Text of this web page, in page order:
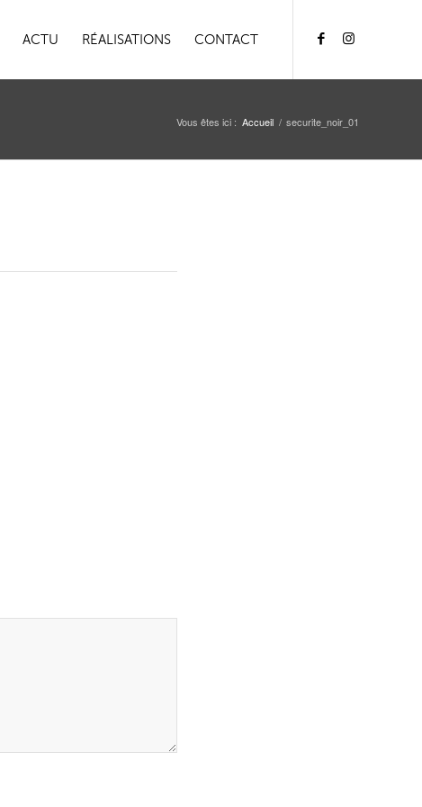
ACTU RÉALISATIONS CONTACT
Vous êtes ici : Accueil / securite_noir_01